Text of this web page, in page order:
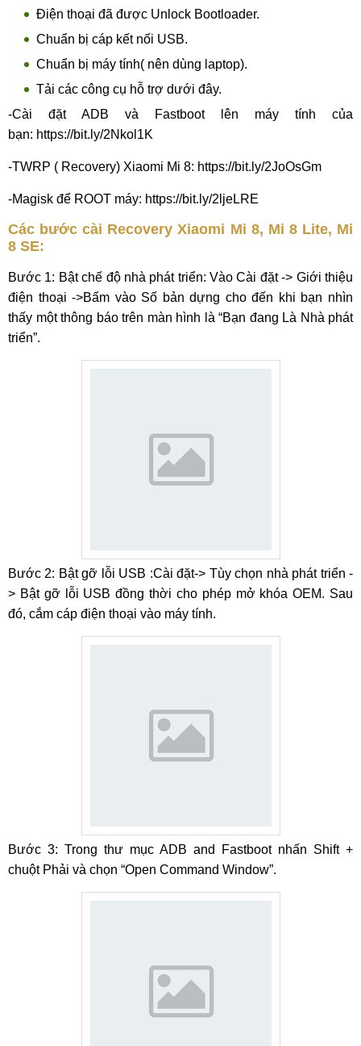
Điện thoại đã được Unlock Bootloader.
Chuẩn bị cáp kết nối USB.
Chuẩn bị máy tính( nên dùng laptop).
Tải các công cụ hỗ trợ dưới đây.
-Cài đặt ADB và Fastboot lên máy tính của
bạn: https://bit.ly/2Nkol1K
-TWRP ( Recovery) Xiaomi Mi 8: https://bit.ly/2JoOsGm
-Magisk để ROOT máy: https://bit.ly/2ljeLRE
Các bước cài Recovery Xiaomi Mi 8, Mi 8 Lite, Mi
8 SE:
Bước 1: Bật chế độ nhà phát triển: Vào Cài đặt -> Giới thiệu
điện thoại ->Bấm vào Số bản dựng cho đến khi bạn nhìn
thấy một thông báo trên màn hình là “Bạn đang Là Nhà phát
triển”.
Bước 2: Bật gỡ lỗi USB :Cài đặt-> Tùy chọn nhà phát triển -
> Bật gỡ lỗi USB đồng thời cho phép mở khóa OEM. Sau
đó, cắm cáp điện thoại vào máy tính.
Bước 3: Trong thư mục ADB and Fastboot nhấn Shift +
chuột Phải và chọn “Open Command Window”.